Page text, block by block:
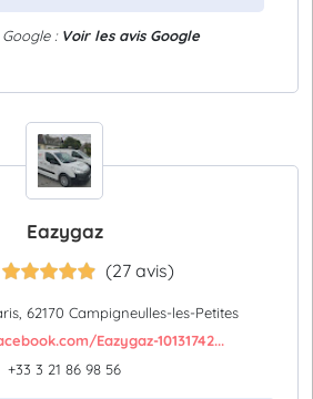
: Voir les avis Google
Eazygaz
(27 avis)
62170 Campigneulles-les-Petites
Eazygaz-10131742...
+33 3 21 86 98 56